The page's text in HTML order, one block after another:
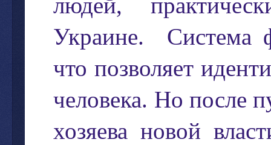
людей,
Украине. Система
что позволяет
человека. Но после
хозяева новой